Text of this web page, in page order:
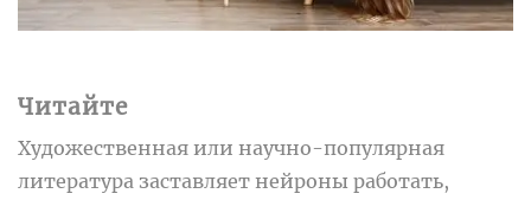
Читайте
Художественная или научно-популярная
литература заставляет нейроны работать,